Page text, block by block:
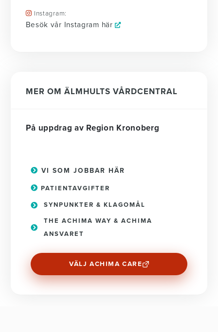
Instagram:
Besök vår Instagram här
MER OM ÄLMHULTS VÅRDCENTRAL
På uppdrag av Region Kronoberg
VI SOM JOBBAR HÄR
PATIENTAVGIFTER
SYNPUNKTER & KLAGOMÅL
THE ACHIMA WAY & ACHIMA
ANSVARET
VÄLJ ACHIMA CARE